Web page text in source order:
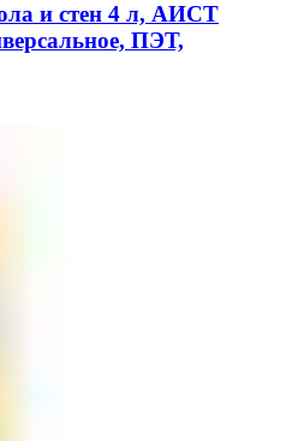
и стен 4 л, АИСТ
ПЭТ,